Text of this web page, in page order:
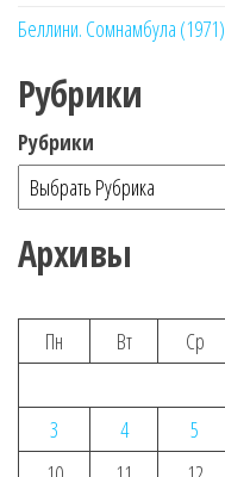
Беллини. Сомнамбула (1971)
Рубрики
Рубрики
Архивы
Пн
Вт Ср
3
4 5